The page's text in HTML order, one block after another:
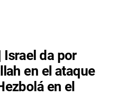
Israel da por
en el ataque
en el